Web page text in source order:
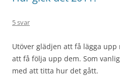
5 svar
Utöver glädjen att få lägga
att få följa upp dem. Som
med att titta hur det gått.